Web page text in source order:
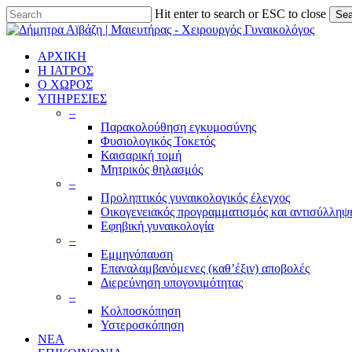
Skip
to
content
Hit enter to search or ESC to close
Close
ΑΡΧΙΚΗ
Η ΙΑΤΡΟΣ
Ο ΧΩΡΟΣ
ΥΠΗΡΕΣΙΕΣ
–
Παρακολούθηση εγκυμοσύνης
Φυσιολογικός Τοκετός
Καισαρική τομή
Μητρικός θηλασμός
–
Προληπτικός γυναικολογικός έλεγχος
Οικογενειακός προγραμματισμός και
Εφηβική γυναικολογία
–
Εμμηνόπαυση
Επαναλαμβανόμενες (καθ’έξιν) αποβολές
Διερεύνηση υπογονιμότητας
–
Κολποσκόπηση
Υστεροσκόπηση
ΝΕΑ